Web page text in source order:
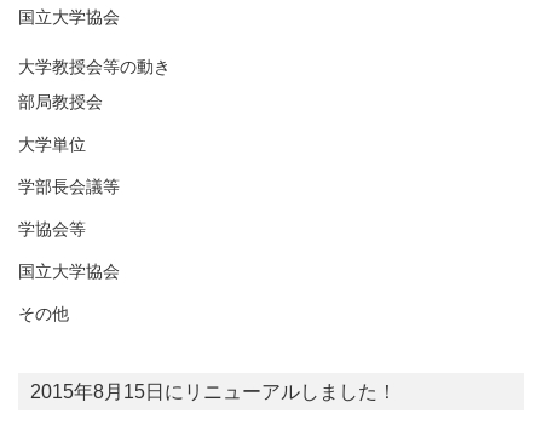
国立大学協会
大学教授会等の動き
部局教授会
大学単位
学部長会議等
学協会等
国立大学協会
その他
2015年8月15日にリニューアルしました！